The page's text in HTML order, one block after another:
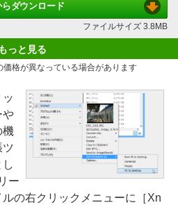
ダウンロード
ファイルサイズ3.8MB
もっと見る
格が異なっている場合があります
や
機
ツ
ー
の右クリックメニューに［Xn